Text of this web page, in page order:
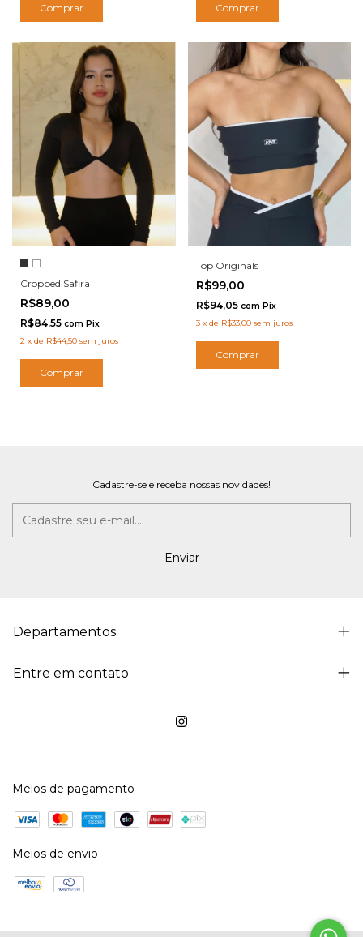
Comprar Comprar
Cropped Safira
R$89,00
R$84,55 com Pix
2 x de R$44,50 sem juros
Comprar
Top Originals
R$99,00
R$94,05 com Pix
3 x de R$33,00 sem juros
Comprar
Cadastre-se e receba nossas novidades!
Departamentos
Entre em contato
Meios de pagamento
Meios de envio